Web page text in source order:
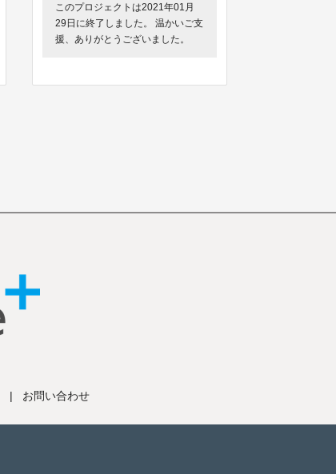
このプロジェクトは2021年01月
29日に終了しました。 温かいご支
援、ありがとうございました。
| お問い合わせ